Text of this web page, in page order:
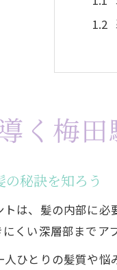
髪
梅
く梅
秘訣を知ろう
は、髪の内部に
くい深層部まで
ひとりの髪質や